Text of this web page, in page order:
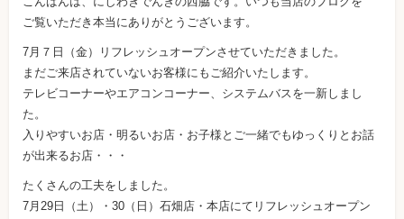
ご覧いただき本当にありがとうございます。
7月７日（金）リフレッシュオープンさせていただきました。
まだご来店されていないお客様にもご紹介いたします。
テレビコーナーやエアコンコーナー、システムバスを一新しまし
た。
入りやすいお店・明るいお店・お子様とご一緒でもゆっくりとお話
が出来るお店・・・
たくさんの工夫をしました。
7月29日（土）・30（日）石畑店・本店にてリフレッシュオープン